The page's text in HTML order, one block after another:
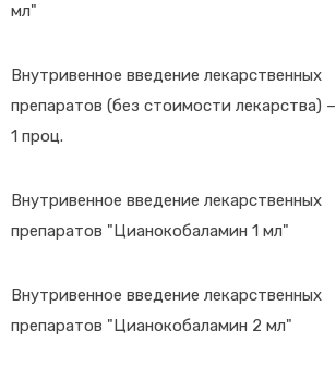
мл"
Внутривенное введение лекарственных
препаратов (без стоимости лекарства) –
1 проц.
Внутривенное введение лекарственных
препаратов "Цианокобаламин 1 мл"
Внутривенное введение лекарственных
препаратов "Цианокобаламин 2 мл"